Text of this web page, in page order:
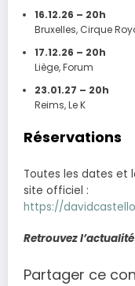
16.12.26 – 20h
Bruxelles, Cirque
17.12.26 – 20h
Liège, Forum
23.01.27 – 20h
Reims, Le K
Réservations
Toutes les dates et
site officiel :
https://
Retrouvez
Partager ce